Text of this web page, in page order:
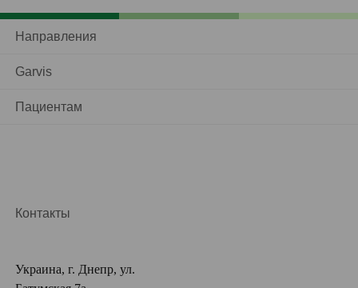
Направления
Garvis
Пациентам
Контакты
Украина, г. Днепр, ул.